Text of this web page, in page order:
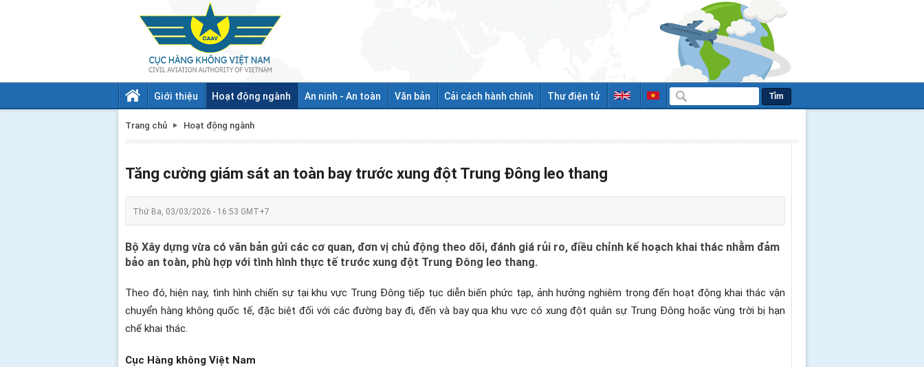
Giới thiệu Hoạt động ngành An ninh - An toàn Văn bản Cải cách hành chính Thư điện tử Tìm
Trang chủ Hoạt động ngành
Tăng cường giám sát an toàn bay trước xung đột Trung Đông leo thang
Thứ Ba, 03/03/2026 - 16:53 GMT+7
Bộ Xây dựng vừa có văn bản gửi các cơ quan, đơn vị chủ động theo dõi, đánh giá rủi ro, điều chỉnh kế hoạch khai thác nhằm đảm
bảo an toàn, phù hợp với tình hình thực tế trước xung đột Trung Đông leo thang.
Theo đó, hiện nay, tình hình chiến sự tại khu vực Trung Đông tiếp tục diễn biến phức tạp, ảnh hưởng nghiêm trọng đến hoạt động khai thác vận
chuyển hàng không quốc tế, đặc biệt đối với các đường bay đi, đến và bay qua khu vực có xung đột quân sự Trung Đông hoặc vùng trời bị hạn
chế khai thác.
Cục Hàng không Việt Nam